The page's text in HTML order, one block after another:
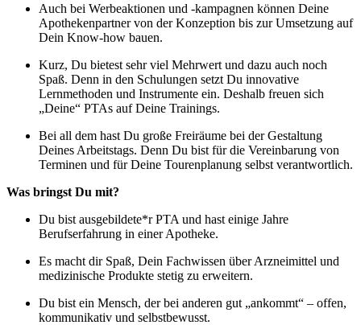
Auch bei Werbeaktionen und -kampagnen können Deine
Apothekenpartner von der Konzeption bis zur Umsetzung auf
Dein Know-how bauen.
Kurz, Du bietest sehr viel Mehrwert und dazu auch noch
Spaß. Denn in den Schulungen setzt Du innovative
Lernmethoden und Instrumente ein. Deshalb freuen sich
„Deine“ PTAs auf Deine Trainings.
Bei all dem hast Du große Freiräume bei der Gestaltung
Deines Arbeitstags. Denn Du bist für die Vereinbarung von
Terminen und für Deine Tourenplanung selbst verantwortlich.
Was bringst Du mit?
Du bist ausgebildete*r PTA und hast einige Jahre
Berufserfahrung in einer Apotheke.
Es macht dir Spaß, Dein Fachwissen über Arzneimittel und
medizinische Produkte stetig zu erweitern.
Du bist ein Mensch, der bei anderen gut „ankommt“ – offen,
kommunikativ und selbstbewusst.